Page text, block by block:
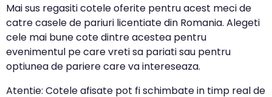
Mai sus regasiti cotele oferite pentru acest meci de
catre casele de pariuri licentiate din Romania. Alegeti
cele mai bune cote dintre acestea pentru
evenimentul pe care vreti sa pariati sau pentru
optiunea de pariere care va intereseaza.
Atentie: Cotele afisate pot fi schimbate in timp real de